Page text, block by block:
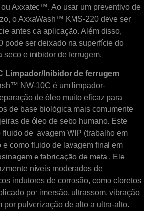
Axxatec™. Ao usar um preventivo de
o AxxaWash™ KMS-220 deve ser
antes da aplicação. Além disso,
pode ser deixado na superfície do
seco e inibidor de ferrugem.
Limpador/Inibidor de ferrugem
NW-10C é um limpador-
de óleo muito eficaz para
de base biológica mais comumente
de óleo de sebo humano. Este
fluido de lavagem WIP (trabalho em
e como fluido de lavagem final em
e fabricação de metal. Ele
níveis moderados de
indutores de corrosão, como cloretos
por imersão, ultrassom, vibração
por pulverização de alto a ultra-alto.